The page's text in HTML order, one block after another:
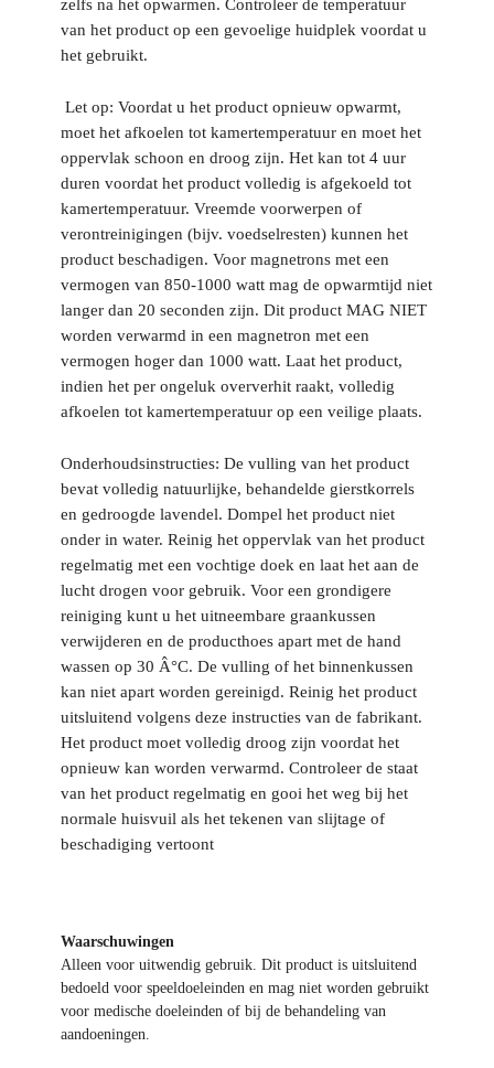
zelfs na het opwarmen. Controleer de temperatuur
van het product op een gevoelige huidplek voordat u
het gebruikt.
Let op: Voordat u het product opnieuw opwarmt,
moet het afkoelen tot kamertemperatuur en moet het
oppervlak schoon en droog zijn. Het kan tot 4 uur
duren voordat het product volledig is afgekoeld tot
kamertemperatuur. Vreemde voorwerpen of
verontreinigingen (bijv. voedselresten) kunnen het
product beschadigen. Voor magnetrons met een
vermogen van 850-1000 watt mag de opwarmtijd niet
langer dan 20 seconden zijn. Dit product MAG NIET
worden verwarmd in een magnetron met een
vermogen hoger dan 1000 watt. Laat het product,
indien het per ongeluk oververhit raakt, volledig
afkoelen tot kamertemperatuur op een veilige plaats.
Onderhoudsinstructies: De vulling van het product
bevat volledig natuurlijke, behandelde gierstkorrels
en gedroogde lavendel. Dompel het product niet
onder in water. Reinig het oppervlak van het product
regelmatig met een vochtige doek en laat het aan de
lucht drogen voor gebruik. Voor een grondigere
reiniging kunt u het uitneembare graankussen
verwijderen en de producthoes apart met de hand
wassen op 30 Â°C. De vulling of het binnenkussen
kan niet apart worden gereinigd. Reinig het product
uitsluitend volgens deze instructies van de fabrikant.
Het product moet volledig droog zijn voordat het
opnieuw kan worden verwarmd. Controleer de staat
van het product regelmatig en gooi het weg bij het
normale huisvuil als het tekenen van slijtage of
beschadiging vertoont
Waarschuwingen
Alleen voor uitwendig gebruik. Dit product is uitsluitend
bedoeld voor speeldoeleinden en mag niet worden gebruikt
voor medische doeleinden of bij de behandeling van
aandoeningen.